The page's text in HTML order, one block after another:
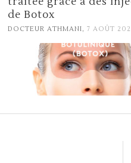
Communiqué de
ANSM du 04/04/
DOCTEUR ATHMANI, 4 AVRIL